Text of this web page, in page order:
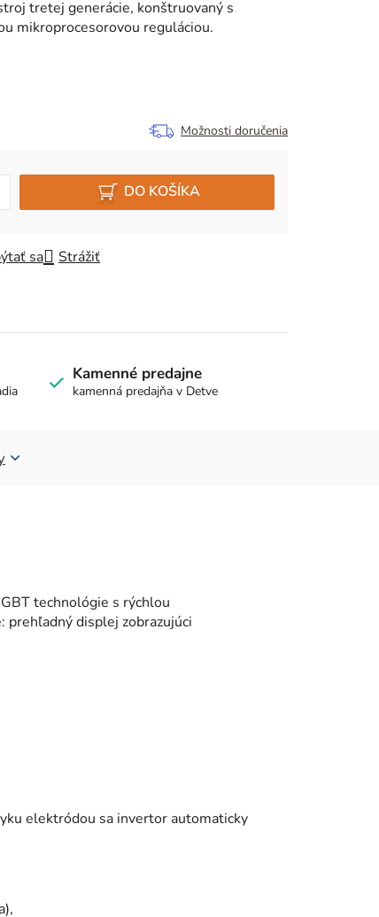
tretej generácie, konštruovaný s
mikroprocesorovou reguláciou.
Možnosti doručenia
DO KOŠÍKA
sa Strážiť
Kamenné predajne
kamenná predajňa v Detve
technológie s rýchlou
prehľadný displej zobrazujúci
elektródou sa invertor automaticky